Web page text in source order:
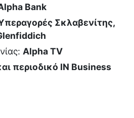
Bank
Σκλαβενίτης,
Alpha TV
περιοδικό IN Business